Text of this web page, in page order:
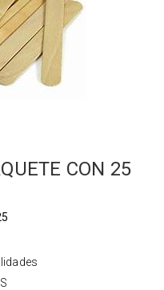
CON 25